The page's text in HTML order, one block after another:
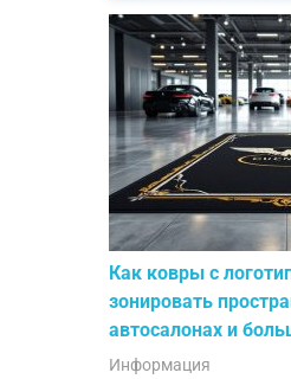
Как ковры с
зонировать
автосалонах и
Информация